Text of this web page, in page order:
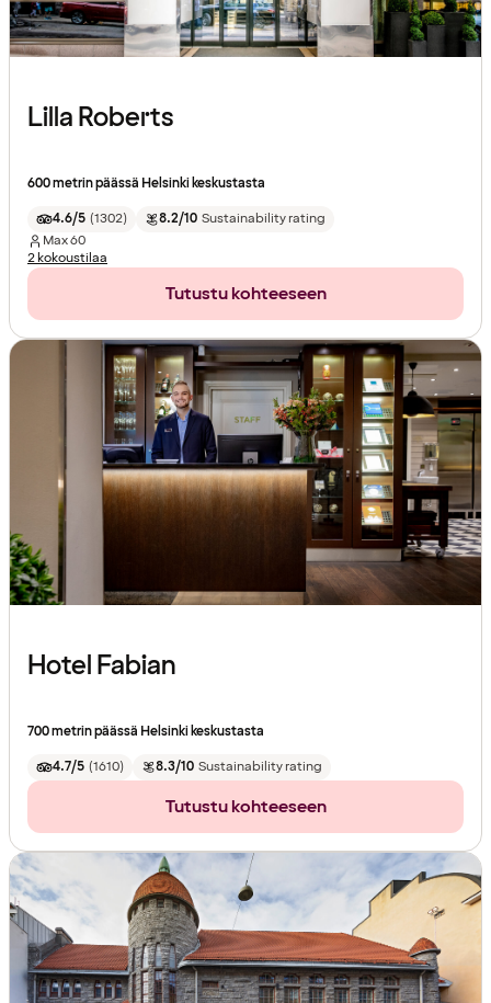
Lilla Roberts
600 metrin päässä Helsinki keskustasta
4.6/5 (1302) 8.2/10 Sustainability rating
Max60
2 kokoustilaa
Tutustu kohteeseen
Hotel Fabian
700 metrin päässä Helsinki keskustasta
4.7/5 (1610) 8.3/10 Sustainability rating
Tutustu kohteeseen